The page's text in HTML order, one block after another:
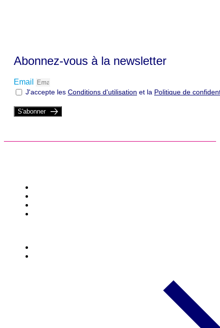
Abonnez-vous à la newsletter
Email
J'accepte les Conditions d'utilisation et la Politique de
S'abonner